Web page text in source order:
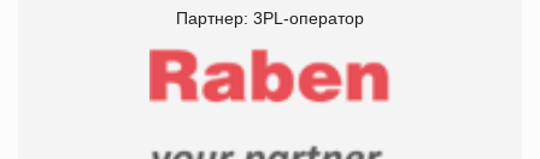
Партнер: 3PL-оператор